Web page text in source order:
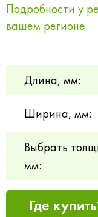
Подробности у
вашем регионе.
Длина, мм:
Ширина, мм:
Выбрать
мм:
Где